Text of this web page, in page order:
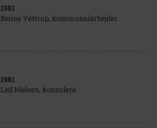
1981
Benny Vøttrup, kommunalarbejder
1981
Leif Nielsen, konsulent